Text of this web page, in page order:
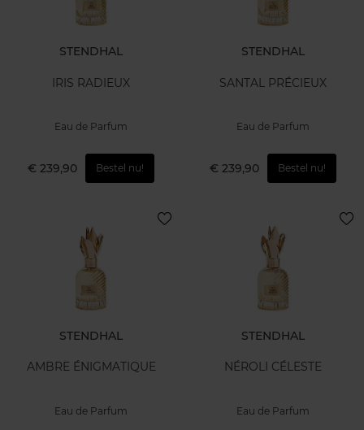
STENDHAL
IRIS RADIEUX
Eau de Parfum
€ 239,90 Bestel nu!
STENDHAL
SANTAL PRÉCIEUX
Eau de Parfum
€ 239,90 Bestel nu!
STENDHAL
AMBRE ÉNIGMATIQUE
Eau de Parfum
STENDHAL
NÉROLI CÉLESTE
Eau de Parfum